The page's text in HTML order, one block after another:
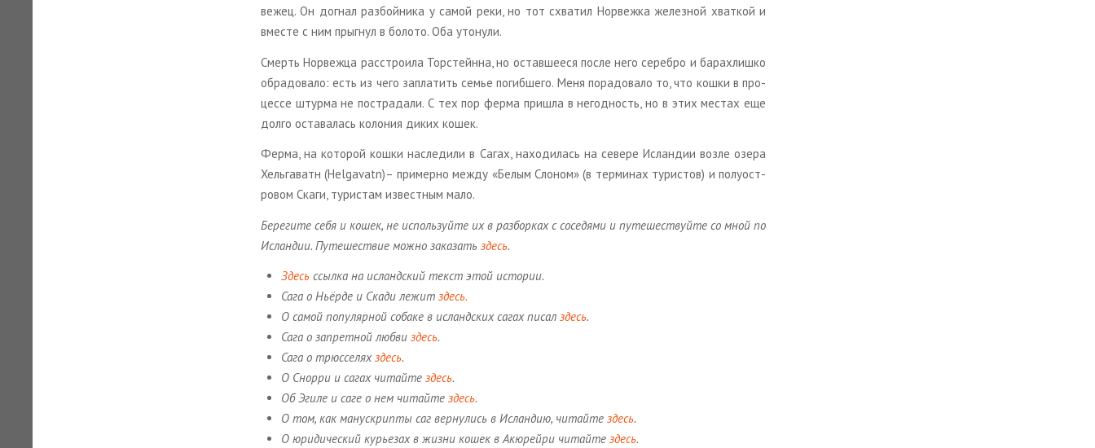
ве­жец. Он до­гнал раз­бой­ни­ка у самой реки, но тот схва­тил Нор­веж­ка же­лез­ной хват­кой и
вме­сте с ним прыг­нул в бо­ло­то. Оба уто­ну­ли.
Смерть Нор­веж­ца рас­стро­и­ла Тор­стейн­на, но остав­ше­е­ся после него се­реб­ро и ба­рах­лиш­ко
об­ра­до­ва­ло: есть из чего за­пла­тить семье по­гиб­ше­го. Меня по­ра­до­ва­ло то, что кошки в про­
цес­се штур­ма не по­стра­да­ли. С тех пор ферма при­ш­ла в негод­ность, но в этих ме­стах еще
долго оста­ва­лась ко­ло­ния диких кошек.
Ферма, на ко­то­рой кошки на­сле­ди­ли в Сагах, на­хо­ди­лась на се­ве­ре Ис­лан­дии возле озера
Хель­га­ватн (Helgavatn)– при­мер­но между «Белым Сло­ном» (в тер­ми­нах ту­ри­стов) и по­лу­ост­
ро­вом Скаги, ту­ри­стам из­вест­ным мало.
Бе­ре­ги­те себя и кошек, не ис­поль­зуй­те их в раз­бор­ках с со­се­дя­ми и пу­те­ше­ствуй­те со мной по
Ис­лан­дии. Пу­те­ше­ствие можно за­ка­зать здесь.
Здесь ссыл­ка на ис­ланд­ский текст этой ис­то­рии.
Сага о Ньёр­де и Скади лежит здесь.
О самой по­пу­ляр­ной со­ба­ке в ис­ланд­ских сагах писал здесь.
Сага о за­прет­ной любви здесь.
Сага о трюс­се­ляхздесь.
О Снор­ри и сагах чи­тай­те здесь.
Об Эгиле и саге о нем чи­тай­те здесь.
О том, как ма­ну­скрип­ты саг вер­ну­лись в Ис­лан­дию, чи­тай­те здесь.
О юри­ди­че­ский ку­рье­зах в жизни кошек в Акю­рей­ри чи­тай­те здесь.